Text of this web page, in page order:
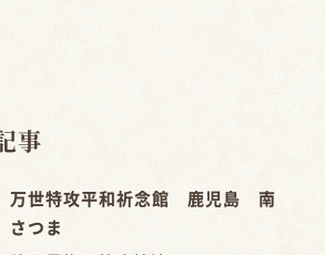
事
万世特攻平和祈念館 鹿児島 南
さつま